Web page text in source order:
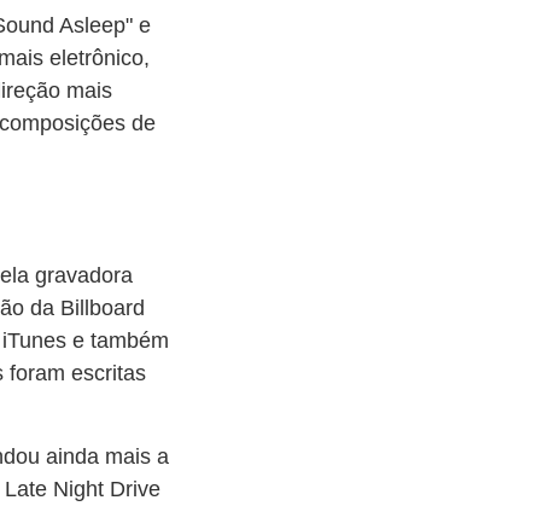
Asleep" e
eletrônico,
mais
de
gravadora
da Billboard
e também
foram escritas
ainda mais a
Night Drive